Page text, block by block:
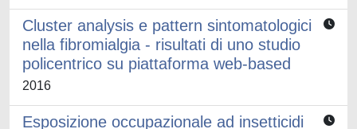
Cluster analysis e pattern sintomatologici
nella fibromialgia - risultati di uno studio
policentrico su piattaforma web-based
2016
Esposizione occupazionale ad insetticidi